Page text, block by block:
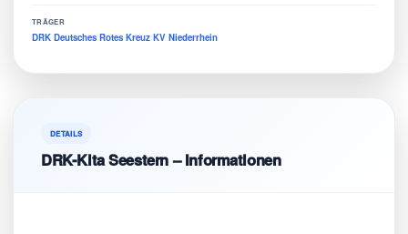
TRÄGER
DRK Deutsches Rotes Kreuz KV Niederrhein
DETAILS
DRK-Kita Seestern – Informationen